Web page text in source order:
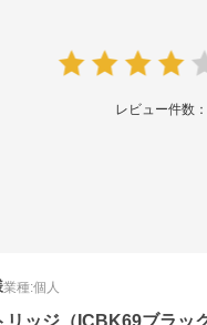
レビュー件数：
ッジ（ICBK69ブラック
業種:個人